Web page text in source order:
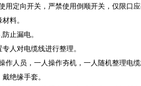
用定向开关，严禁使用倒顺开关，仅限口应
料。
止漏电。
人对电缆线进行整理。
作人员，一人操作夯机，一人随机整理电缆
绝缘手套。